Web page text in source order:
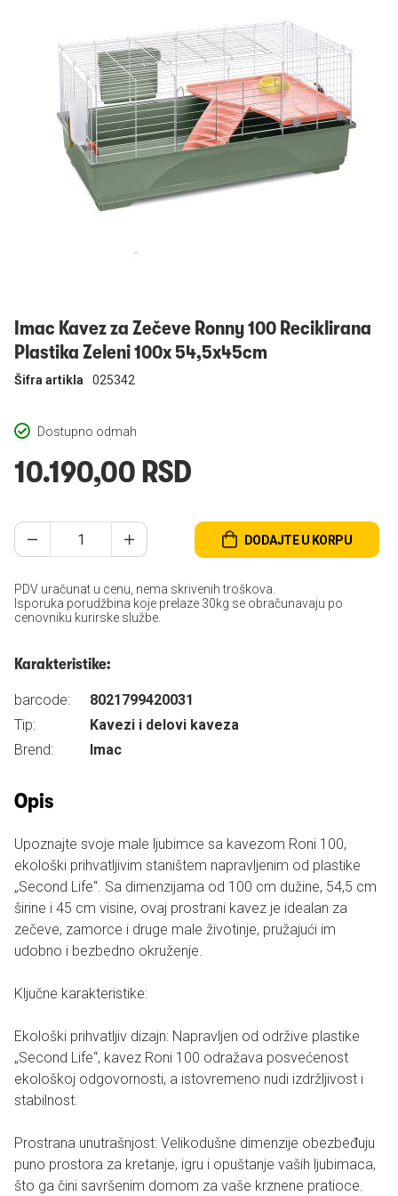
Imac Kavez za Zečeve Ronny 100 Reciklirana
Plastika Zeleni 100x 54,5x45cm
Dostupno odmah
Šifra artikla 025342
10.190,00 RSD
DODAJTE U KORPU
PDV uračunat u cenu, nema skrivenih troškova.
Isporuka porudžbina koje prelaze 30kg se obračunavaju po
cenovniku kurirske službe.
Karakteristike:
barcode:
8021799420031
Tip:
Kavezi i delovi kaveza
Brend:
Imac
Opis
Upoznajte svoje male ljubimce sa kavezom Roni 100,
ekološki prihvatljivim staništem napravljenim od plastike
„Second Life“. Sa dimenzijama od 100 cm dužine, 54,5 cm
širine i 45 cm visine, ovaj prostrani kavez je idealan za
zečeve, zamorce i druge male životinje, pružajući im
udobno i bezbedno okruženje.
Ključne karakteristike:
Ekološki prihvatljiv dizajn: Napravljen od održive plastike
„Second Life“, kavez Roni 100 odražava posvećenost
ekološkoj odgovornosti, a istovremeno nudi izdržljivost i
stabilnost.
Prostrana unutrašnjost: Velikodušne dimenzije obezbeđuju
puno prostora za kretanje, igru i opuštanje vaših ljubimaca,
što ga čini savršenim domom za vaše krznene pratioce.